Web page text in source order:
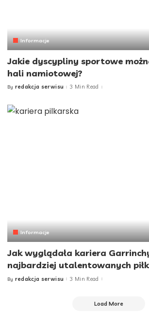
Informacje
Jakie dyscypliny sportowe
hali namiotowej?
Posted
By redakcja serwisu 3 Min Read
Informacje
Jak wyglądała kariera
najbardziej utalentowanych
Posted
By redakcja serwisu 3 Min Read
Load More